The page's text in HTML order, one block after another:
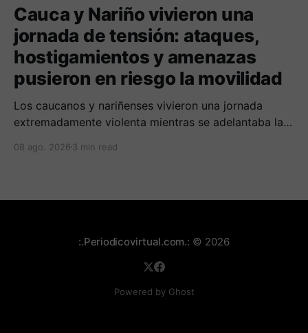
Cauca y Nariño vivieron una
jornada de tensión: ataques,
hostigamientos y amenazas
pusieron en riesgo la movilidad
Los caucanos y nariñenses vivieron una jornada
extremadamente violenta mientras se adelantaba la
presidente de Colombia.
08 ago. 2026 3 min read
:.Periodicovirtual.com.: © 2026
Powered by Ghost